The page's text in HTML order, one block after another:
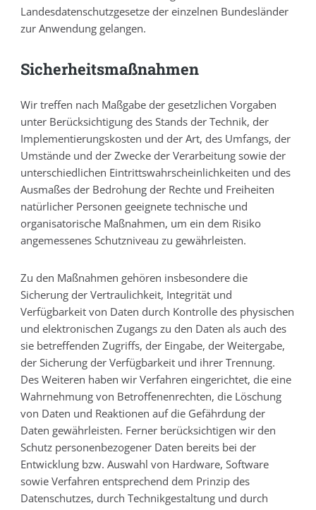
Landesdatenschutzgesetze der einzelnen Bundesländer
zur Anwendung gelangen.
Sicherheitsmaßnahmen
Wir treffen nach Maßgabe der gesetzlichen Vorgaben
unter Berücksichtigung des Stands der Technik, der
Implementierungskosten und der Art, des Umfangs, der
Umstände und der Zwecke der Verarbeitung sowie der
unterschiedlichen Eintrittswahrscheinlichkeiten und des
Ausmaßes der Bedrohung der Rechte und Freiheiten
natürlicher Personen geeignete technische und
organisatorische Maßnahmen, um ein dem Risiko
angemessenes Schutzniveau zu gewährleisten.
Zu den Maßnahmen gehören insbesondere die
Sicherung der Vertraulichkeit, Integrität und
Verfügbarkeit von Daten durch Kontrolle des physischen
und elektronischen Zugangs zu den Daten als auch des
sie betreffenden Zugriffs, der Eingabe, der Weitergabe,
der Sicherung der Verfügbarkeit und ihrer Trennung.
Des Weiteren haben wir Verfahren eingerichtet, die eine
Wahrnehmung von Betroffenenrechten, die Löschung
von Daten und Reaktionen auf die Gefährdung der
Daten gewährleisten. Ferner berücksichtigen wir den
Schutz personenbezogener Daten bereits bei der
Entwicklung bzw. Auswahl von Hardware, Software
sowie Verfahren entsprechend dem Prinzip des
Datenschutzes, durch Technikgestaltung und durch